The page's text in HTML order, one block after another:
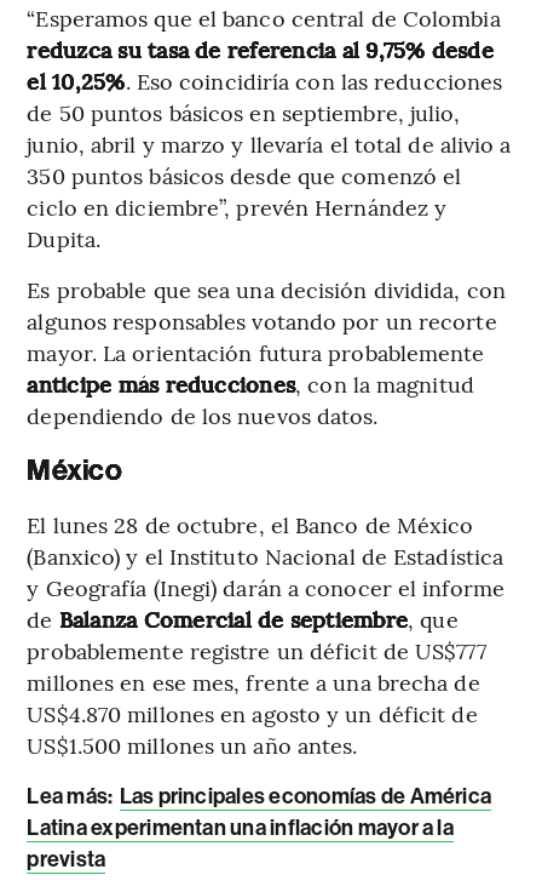
“Esperamos que el banco central de Colombia
reduzca su tasa de referencia al 9,75% desde
el 10,25%. Eso coincidiría con las reducciones
de 50 puntos básicos en septiembre, julio,
junio, abril y marzo y llevaría el total de alivio a
350 puntos básicos desde que comenzó el
ciclo en diciembre”, prevén Hernández y
Dupita.
Es probable que sea una decisión dividida, con
algunos responsables votando por un recorte
mayor. La orientación futura probablemente
anticipe más reducciones, con la magnitud
dependiendo de los nuevos datos.
México
El lunes 28 de octubre, el Banco de México
(Banxico) y el Instituto Nacional de Estadística
y Geografía (Inegi) darán a conocer el informe
de Balanza Comercial de septiembre, que
probablemente registre un déficit de US$777
millones en ese mes, frente a una brecha de
US$4.870 millones en agosto y un déficit de
US$1.500 millones un año antes.
Lea más: Las principales economías de América
Latina experimentan una inflación mayor a la
prevista